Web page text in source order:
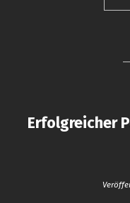
Erfolgreicher